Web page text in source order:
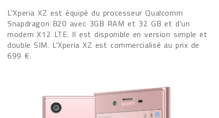
L'Xperia XZ est équipé du processeur Qualcomm
Snapdragon 820 avec 3GB RAM et 32 GB et d'un
modem X12 LTE. Il est disponible en version simple et
double SIM. L'Xperia XZ est commercialisé au prix de
699 €.